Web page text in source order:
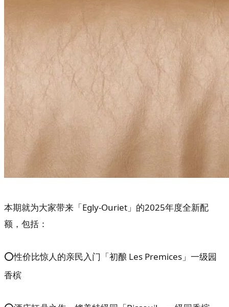
本期就为大家带来「Egly-Ouriet」的2025年度全新配
额，包括：
⭕性价比惊人的亲民入门「初酿 Les Premices」一级园
香槟